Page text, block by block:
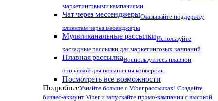
маркетинговыми кампаниями
Чат через мессенджерыОказывайте поддержку
клиентам через месенджеры
Мультиканальные рассылкиИспользуйте
каскадные рассылки для маркетинговых кампаний
Плавная рассылкаВоспользуйтесь плавной
отправкой для повышения конверсии
Посмотреть все возможности
ПодробнееУзнайте больше о Viber рассылках! Создайте
бизнес-аккаунт Viber и запускайте промо-кампании с высокой